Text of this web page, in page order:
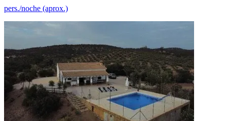
pers./noche (aprox.)